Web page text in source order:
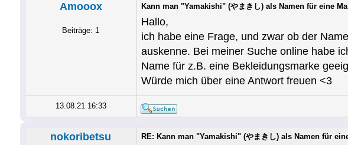
Amooox
Beiträge: 1
Kann man "Yamakishi" (やまきし) als Namen für eine
Hallo,
ich habe eine Frage, und zwar ob der
auskenne. Bei meiner Suche online habe
Name für z.B. eine Bekleidungsmarke
Würde mich über eine Antwort freuen <3
13.08.21 16:33
nokoribetsu RE: Kann man "Yamakishi" (やまきし) als Namen für